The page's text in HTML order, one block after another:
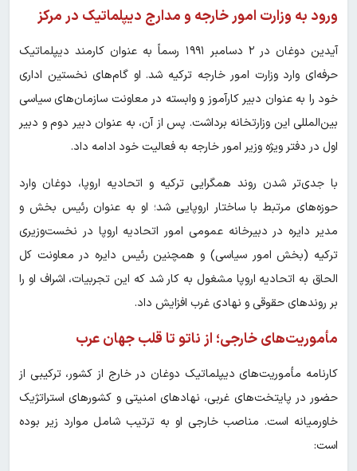
ورود به وزارت امور خارجه و مدارج دیپلماتیک در مرکز
آیدین دوغان در ۲ دسامبر ۱۹۹۱ رسماً به عنوان کارمند دیپلماتیک
حرفه‌ای وارد وزارت امور خارجه ترکیه شد. او گام‌های نخستین اداری
خود را به عنوان دبیر کارآموز و وابسته در معاونت سازمان‌های سیاسی
بین‌المللی این وزارتخانه برداشت. پس از آن، به عنوان دبیر دوم و دبیر
اول در دفتر ویژه وزیر امور خارجه به فعالیت خود ادامه داد.
با جدی‌تر شدن روند همگرایی ترکیه و اتحادیه اروپا، دوغان وارد
حوزه‌های مرتبط با ساختار اروپایی شد؛ او به عنوان رئیس بخش و
مدیر دایره در دبیرخانه عمومی امور اتحادیه اروپا در نخست‌وزیری
ترکیه (بخش امور سیاسی) و همچنین رئیس دایره در معاونت کل
الحاق به اتحادیه اروپا مشغول به کار شد که این تجربیات، اشراف او را
بر روندهای حقوقی و نهادی غرب افزایش داد.
مأموریت‌های خارجی؛ از ناتو تا قلب جهان عرب
کارنامه مأموریت‌های دیپلماتیک دوغان در خارج از کشور، ترکیبی از
حضور در پایتخت‌های غربی، نهادهای امنیتی و کشورهای استراتژیک
خاورمیانه است. مناصب خارجی او به ترتیب شامل موارد زیر بوده
است: